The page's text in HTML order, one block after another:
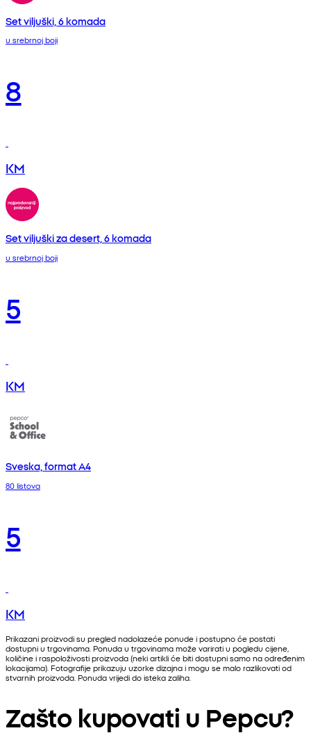
Set viljuški, 6 komada
u srebrnoj boji
8
KM
Set viljuški za desert, 6 komada
u srebrnoj boji
5
KM
Sveska, format A4
80 listova
5
KM
Prikazani proizvodi su pregled nadolazeće ponude i postupno će postati
dostupni u trgovinama. Ponuda u trgovinama može varirati u pogledu cijene,
količine i raspoloživosti proizvoda (neki artikli će biti dostupni samo na određenim
lokacijama). Fotografije prikazuju uzorke dizajna i mogu se malo razlikovati od
stvarnih proizvoda. Ponuda vrijedi do isteka zaliha.
Zašto kupovati u Pepcu?